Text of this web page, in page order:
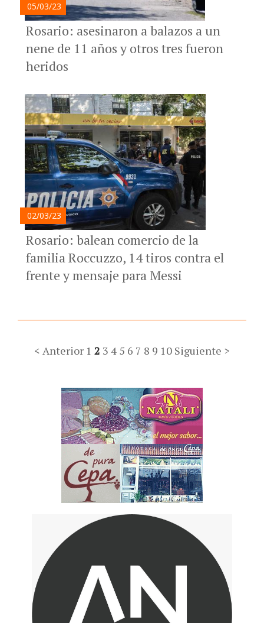
05/03/23
Rosario: asesinaron a balazos a un
nene de 11 años y otros tres fueron
heridos
02/03/23
Rosario: balean comercio de la
familia Roccuzzo, 14 tiros contra el
frente y mensaje para Messi
< Anterior 1 2 3 4 5 6 7 8 9 10 Siguiente >